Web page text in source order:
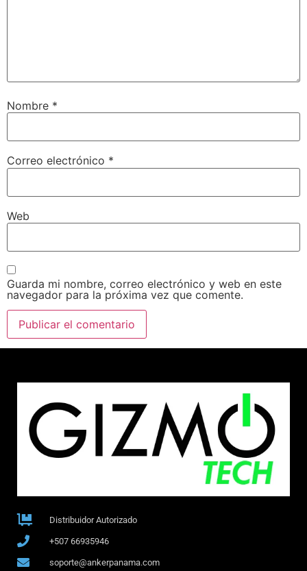
Nombre *
Correo electrónico *
Web
Guarda mi nombre, correo electrónico y web en este
navegador para la próxima vez que comente.
Distribuidor Autorizado
+507 66935946
soporte@ankerpanama.com